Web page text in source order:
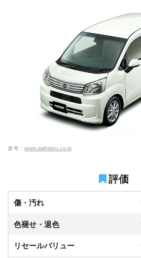
参考： www.daihatsu.co.jp
評価
傷・汚れ
色褪せ・退色
リセールバリュー